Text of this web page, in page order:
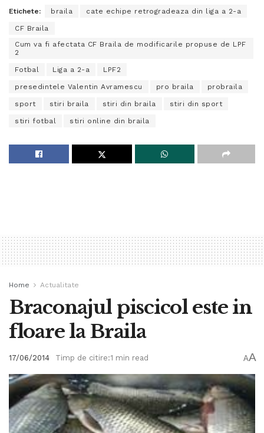
Etichete: braila cate echipe retrogradeaza din liga a 2-a
CF Braila
Cum va fi afectata CF Braila de modificarile propuse de LPF
2
Fotbal Liga a 2-a LPF2
presedintele Valentin Avramescu pro braila probraila
sport stiri braila stiri din braila stiri din sport
stiri fotbal stiri online din braila
Home Actualitate
Braconajul piscicol este in
floare la Braila
17/06/2014 Timp de citire:1 min read AA